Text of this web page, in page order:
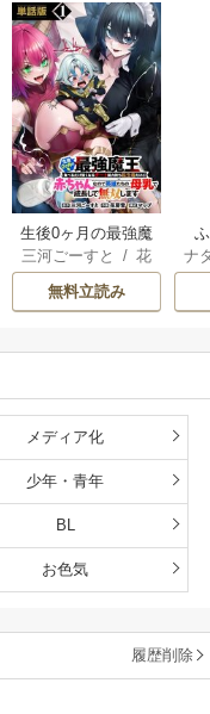
生後0ヶ月の最強魔
王 食べるだけ強
くなるチート能力
持ち転生者だけど
雄たちの母乳で成
三河ごーすと /花
房雪/ マップ
無料立読み
ナ
メディア化
少年・青年
BL
お色気
履歴削除